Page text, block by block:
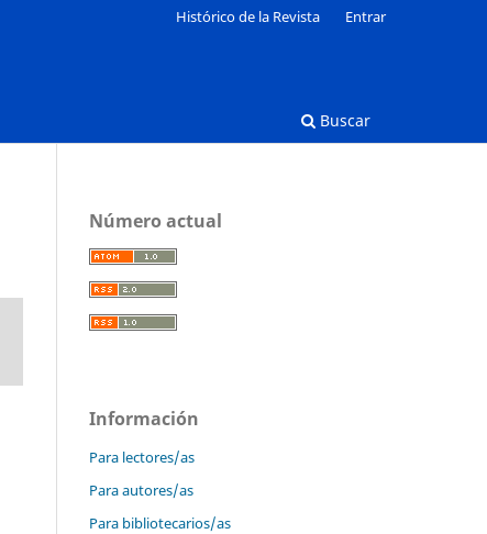
Buscar
Histórico de la Revista Entrar
Número actual
Información
Para lectores/as
Para autores/as
Para bibliotecarios/as